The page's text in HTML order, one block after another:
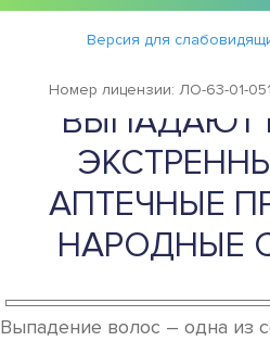
Версия для
Номер лицензии: ЛО-63-01-
Статьи ›
ЧТО ДЕЛАТЬ,
ВЫПАДАЮТ
АПТЕЧНЫЕ
НАРОДНЫЕ
Выпадение волос – одна из